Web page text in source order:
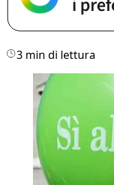
3 min di lettura